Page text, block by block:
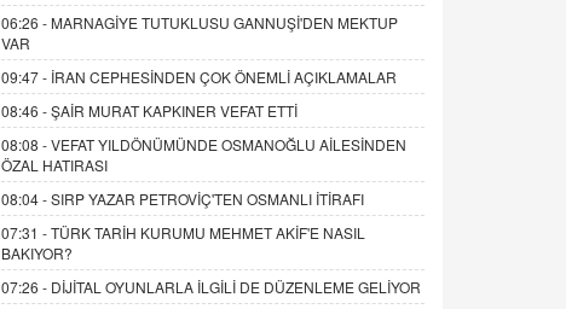
06:26 - MARNAGİYE TUTUKLUSU GANNUŞİ'DEN MEKTUP
VAR
09:47 - İRAN CEPHESİNDEN ÇOK ÖNEMLİ AÇIKLAMALAR
08:46 -ŞAİR MURAT KAPKINER VEFAT ETTİ
08:08 -VEFAT YILDÖNÜMÜNDE OSMANOĞLU AİLESİNDEN
ÖZAL HATIRASI
08:04 -SIRP YAZAR PETROVİÇ'TEN OSMANLI İTİRAFI
07:31 -TÜRK TARİH KURUMU MEHMET AKİF'E NASIL
BAKIYOR?
07:26 - DİJİTAL OYUNLARLA İLGİLİ DE DÜZENLEME GELİYOR